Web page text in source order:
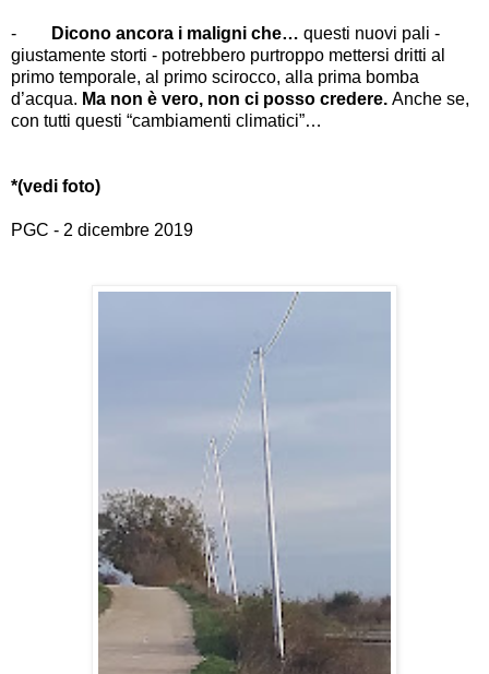
- Dicono ancora i maligni che… questi nuovi pali -
giustamente storti - potrebbero purtroppo mettersi dritti al
primo temporale, al primo scirocco, alla prima bomba
d’acqua. Ma non è vero, non ci posso credere. Anche se,
con tutti questi “cambiamenti climatici”…
*(vedi foto)
PGC - 2 dicembre 2019